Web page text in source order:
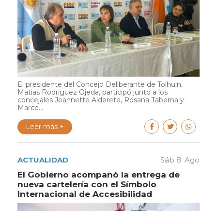
El presidente del Concejo Deliberante de Tolhuin,
Matias Rodriguez Ojeda, participó junto a los
concejales Jeannette Alderete, Rosana Taberna y
Marce...
Leer más +
ACTUALIDAD Sáb 8. Ago
El Gobierno acompañó la entrega de
nueva cartelería con el Símbolo
Internacional de Accesibilidad